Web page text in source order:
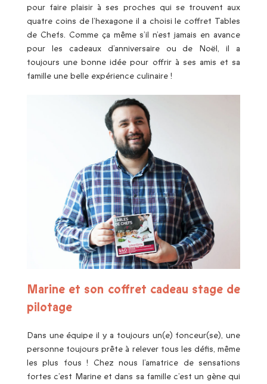
pour faire plaisir à ses proches qui se trouvent aux
quatre coins de l’hexagone il a choisi le coffret Tables
de Chefs. Comme ça même s’il n’est jamais en avance
pour les cadeaux d’anniversaire ou de Noël, il a
toujours une bonne idée pour offrir à ses amis et sa
famille une belle expérience culinaire !
Marine et son coffret cadeau stage de
pilotage
Dans une équipe il y a toujours un(e) fonceur(se), une
personne toujours prête à relever tous les défis, même
les plus fous ! Chez nous l’amatrice de sensations
fortes c’est Marine et dans sa famille c’est un gène qui